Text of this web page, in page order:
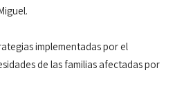
implementadas por el
de las familias afectadas por